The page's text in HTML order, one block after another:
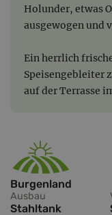
Holunder, etwas
ausgewogen und
Ein herrlich
Speisengebleiter
auf der Terrasse
Burgenland
Ausbau
Stahltank